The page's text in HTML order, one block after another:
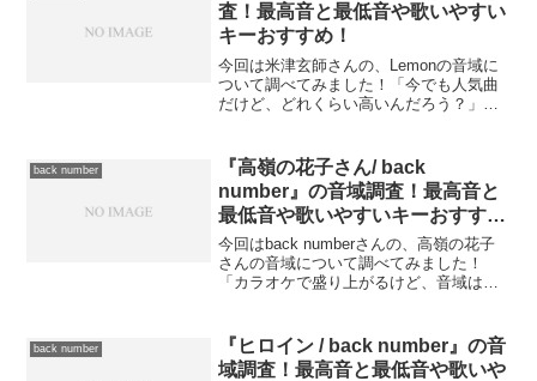
査！最高音と最低音や歌いやすい
キーおすすめ！
今回は米津玄師さんの、Lemonの音域に
ついて調べてみました！「今でも人気曲
だけど、どれくらい高いんだろう？」
うか？この記事では、『Lemon』の音域
（最低音〜最高音）を細...
back number
『高嶺の花子さん/ back
number』の音域調査！最高音と
最低音や歌いやすいキーおすす
め！
今回はback numberさんの、高嶺の花子
さんの音域について調べてみました！
「カラオケで盛り上がるけど、音域はど
ょうか？この記事では、『高嶺の花子さ
ん』の音域（最低...
back number
『ヒロイン / back number』の音
域調査！最高音と最低音や歌いや